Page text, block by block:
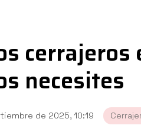
necesites
de 2025, 10:19